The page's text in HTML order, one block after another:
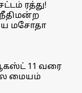
ரத்து!
நீதிமன்ற
மசோதா
11 வரை
மையம்